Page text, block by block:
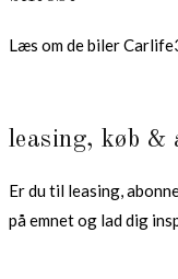
Læs om de biler
leasing, køb &
Er du til leasing,
på emnet og lad dig